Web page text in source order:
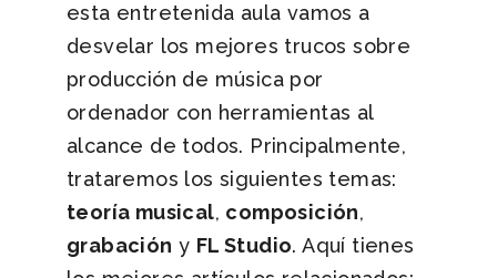
esta entretenida aula vamos a
desvelar los mejores trucos sobre
producción de música por
ordenador con herramientas al
alcance de todos. Principalmente,
trataremos los siguientes temas:
teoría musical, composición,
grabación y FL Studio. Aquí tienes